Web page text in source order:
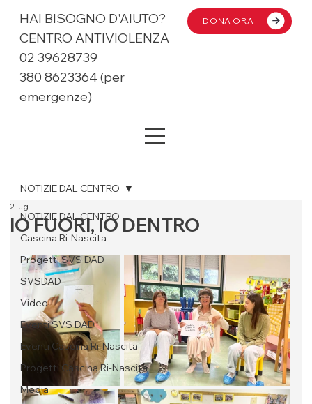
HAI BISOGNO D'AIUTO?
CENTRO ANTIVIOLENZA
02 39628739
380 8623364 (per
emergenze)
DONA ORA
NOTIZIE DAL CENTRO
Cascina Ri-Nascita
Progetti SVS DAD
SVSDAD
Video
Eventi SVS DAD
Eventi Cascina Ri-Nascita
Progetti Cascina Ri-Nascita
Media
NOTIZIE DAL CENTRO
IO FUORI, IO DENTRO
2 lug